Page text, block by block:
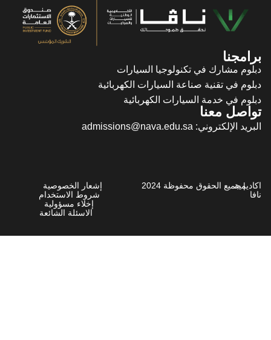
الخصوصية
شروط الاستخدام